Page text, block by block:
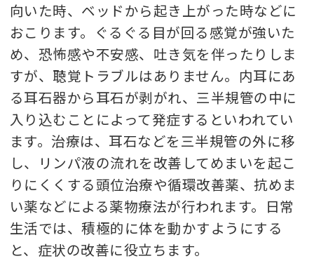
向いた時、ベッドから起き上がった時などに
おこります。ぐるぐる目が回る感覚が強いた
め、恐怖感や不安感、吐き気を伴ったりしま
すが、聴覚トラブルはありません。内耳にあ
る耳石器から耳石が剥がれ、三半規管の中に
入り込むことによって発症するといわれてい
ます。治療は、耳石などを三半規管の外に移
し、リンパ液の流れを改善してめまいを起こ
りにくくする頭位治療や循環改善薬、抗めま
い薬などによる薬物療法が行われます。日常
生活では、積極的に体を動かすようにする
と、症状の改善に役立ちます。